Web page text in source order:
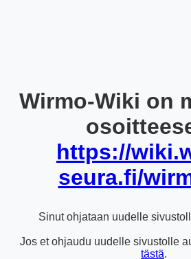
Wirmo-Wiki on
https://
seura.fi/
Sinut ohjataan uudelle
Jos et ohjaudu uudelle sivustolle
tästä.